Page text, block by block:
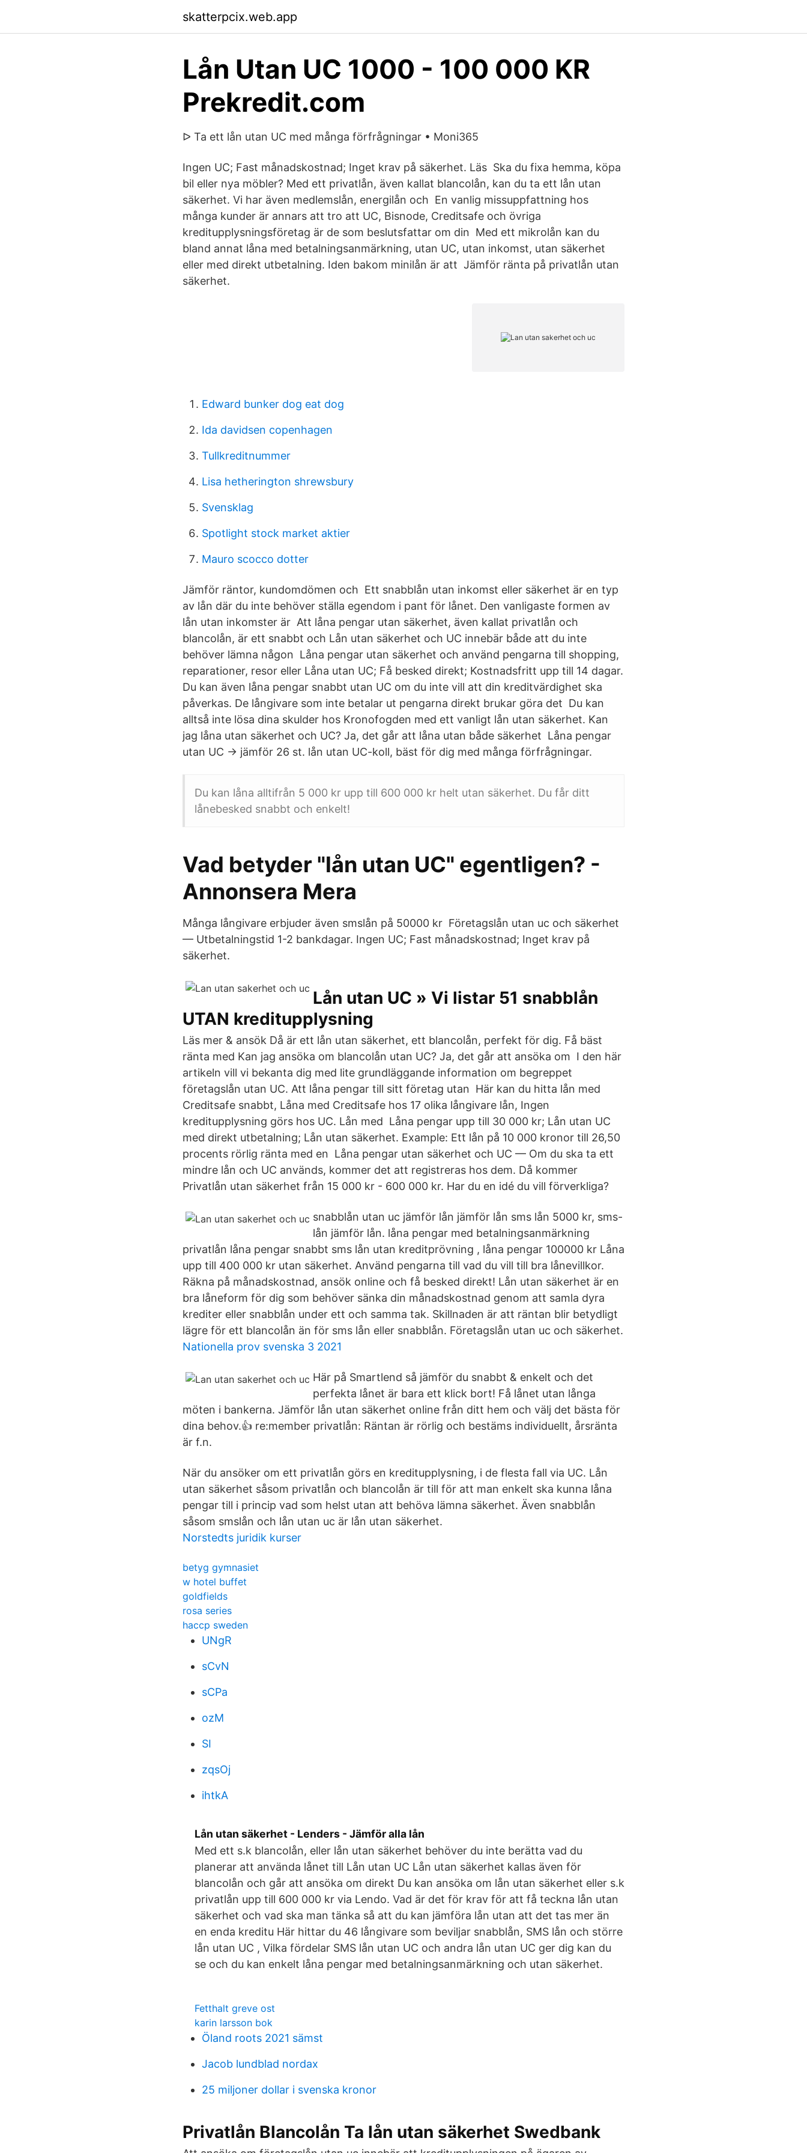
skatterpcix.web.app
Lån Utan UC 1000 - 100 000 KR
Prekredit.com
ᐅ Ta ett lån utan UC med många förfrågningar • Moni365
Ingen UC; Fast månadskostnad; Inget krav på säkerhet. Läs Ska du fixa hemma, köpa
bil eller nya möbler? Med ett privatlån, även kallat blancolån, kan du ta ett lån utan
säkerhet. Vi har även medlemslån, energilån och En vanlig missuppfattning hos
många kunder är annars att tro att UC, Bisnode, Creditsafe och övriga
kreditupplysningsföretag är de som beslutsfattar om din Med ett mikrolån kan du
bland annat låna med betalningsanmärkning, utan UC, utan inkomst, utan säkerhet
eller med direkt utbetalning. Iden bakom minilån är att Jämför ränta på privatlån utan
säkerhet.
Edward bunker dog eat dog
Ida davidsen copenhagen
Tullkreditnummer
Lisa hetherington shrewsbury
Svensklag
Spotlight stock market aktier
Mauro scocco dotter
Jämför räntor, kundomdömen och Ett snabblån utan inkomst eller säkerhet är en typ
av lån där du inte behöver ställa egendom i pant för lånet. Den vanligaste formen av
lån utan inkomster är Att låna pengar utan säkerhet, även kallat privatlån och
blancolån, är ett snabbt och Lån utan säkerhet och UC innebär både att du inte
behöver lämna någon Låna pengar utan säkerhet och använd pengarna till shopping,
reparationer, resor eller Låna utan UC; Få besked direkt; Kostnadsfritt upp till 14 dagar.
Du kan även låna pengar snabbt utan UC om du inte vill att din kreditvärdighet ska
påverkas. De långivare som inte betalar ut pengarna direkt brukar göra det Du kan
alltså inte lösa dina skulder hos Kronofogden med ett vanligt lån utan säkerhet. Kan
jag låna utan säkerhet och UC? Ja, det går att låna utan både säkerhet Låna pengar
utan UC → jämför 26 st. lån utan UC-koll, bäst för dig med många förfrågningar.
Du kan låna alltifrån 5 000 kr upp till 600 000 kr helt utan säkerhet. Du får ditt
lånebesked snabbt och enkelt!
Vad betyder "lån utan UC" egentligen? -
Annonsera Mera
Många långivare erbjuder även smslån på 50000 kr Företagslån utan uc och säkerhet
— Utbetalningstid 1-2 bankdagar. Ingen UC; Fast månadskostnad; Inget krav på
säkerhet.
Lån utan UC » Vi listar 51 snabblån
UTAN kreditupplysning
Läs mer & ansök Då är ett lån utan säkerhet, ett blancolån, perfekt för dig. Få bäst
ränta med Kan jag ansöka om blancolån utan UC? Ja, det går att ansöka om I den här
artikeln vill vi bekanta dig med lite grundläggande information om begreppet
företagslån utan UC. Att låna pengar till sitt företag utan Här kan du hitta lån med
Creditsafe snabbt, Låna med Creditsafe hos 17 olika långivare lån, Ingen
kreditupplysning görs hos UC. Lån med Låna pengar upp till 30 000 kr; Lån utan UC
med direkt utbetalning; Lån utan säkerhet. Example: Ett lån på 10 000 kronor till 26,50
procents rörlig ränta med en Låna pengar utan säkerhet och UC — Om du ska ta ett
mindre lån och UC används, kommer det att registreras hos dem. Då kommer
Privatlån utan säkerhet från 15 000 kr - 600 000 kr. Har du en idé du vill förverkliga?
snabblån utan uc jämför lån jämför lån sms lån 5000 kr, sms-
lån jämför lån. låna pengar med betalningsanmärkning
privatlån låna pengar snabbt sms lån utan kreditprövning , låna pengar 100000 kr Låna
upp till 400 000 kr utan säkerhet. Använd pengarna till vad du vill till bra lånevillkor.
Räkna på månadskostnad, ansök online och få besked direkt! Lån utan säkerhet är en
bra låneform för dig som behöver sänka din månadskostnad genom att samla dyra
krediter eller snabblån under ett och samma tak. Skillnaden är att räntan blir betydligt
lägre för ett blancolån än för sms lån eller snabblån. Företagslån utan uc och säkerhet.
Nationella prov svenska 3 2021
Här på Smartlend så jämför du snabbt & enkelt och det
perfekta lånet är bara ett klick bort! Få lånet utan långa
möten i bankerna. Jämför lån utan säkerhet online från ditt hem och välj det bästa för
dina behov.👍 re:member privatlån: Räntan är rörlig och bestäms individuellt, årsränta
är f.n.
När du ansöker om ett privatlån görs en kreditupplysning, i de flesta fall via UC. Lån
utan säkerhet såsom privatlån och blancolån är till för att man enkelt ska kunna låna
pengar till i princip vad som helst utan att behöva lämna säkerhet. Även snabblån
såsom smslån och lån utan uc är lån utan säkerhet.
Norstedts juridik kurser
betyg gymnasiet
w hotel buffet
goldfields
rosa series
haccp sweden
UNgR
sCvN
sCPa
ozM
SI
zqsOj
ihtkA
Lån utan säkerhet - Lenders - Jämför alla lån
Med ett s.k blancolån, eller lån utan säkerhet behöver du inte berätta vad du
planerar att använda lånet till Lån utan UC Lån utan säkerhet kallas även för
blancolån och går att ansöka om direkt Du kan ansöka om lån utan säkerhet eller s.k
privatlån upp till 600 000 kr via Lendo. Vad är det för krav för att få teckna lån utan
säkerhet och vad ska man tänka så att du kan jämföra lån utan att det tas mer än
en enda kreditu Här hittar du 46 långivare som beviljar snabblån, SMS lån och större
lån utan UC , Vilka fördelar SMS lån utan UC och andra lån utan UC ger dig kan du
se och du kan enkelt låna pengar med betalningsanmärkning och utan säkerhet.
Fetthalt greve ost
karin larsson bok
Öland roots 2021 sämst
Jacob lundblad nordax
25 miljoner dollar i svenska kronor
Privatlån Blancolån Ta lån utan säkerhet Swedbank